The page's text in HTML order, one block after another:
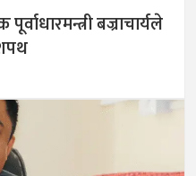
बज्राचार्यले